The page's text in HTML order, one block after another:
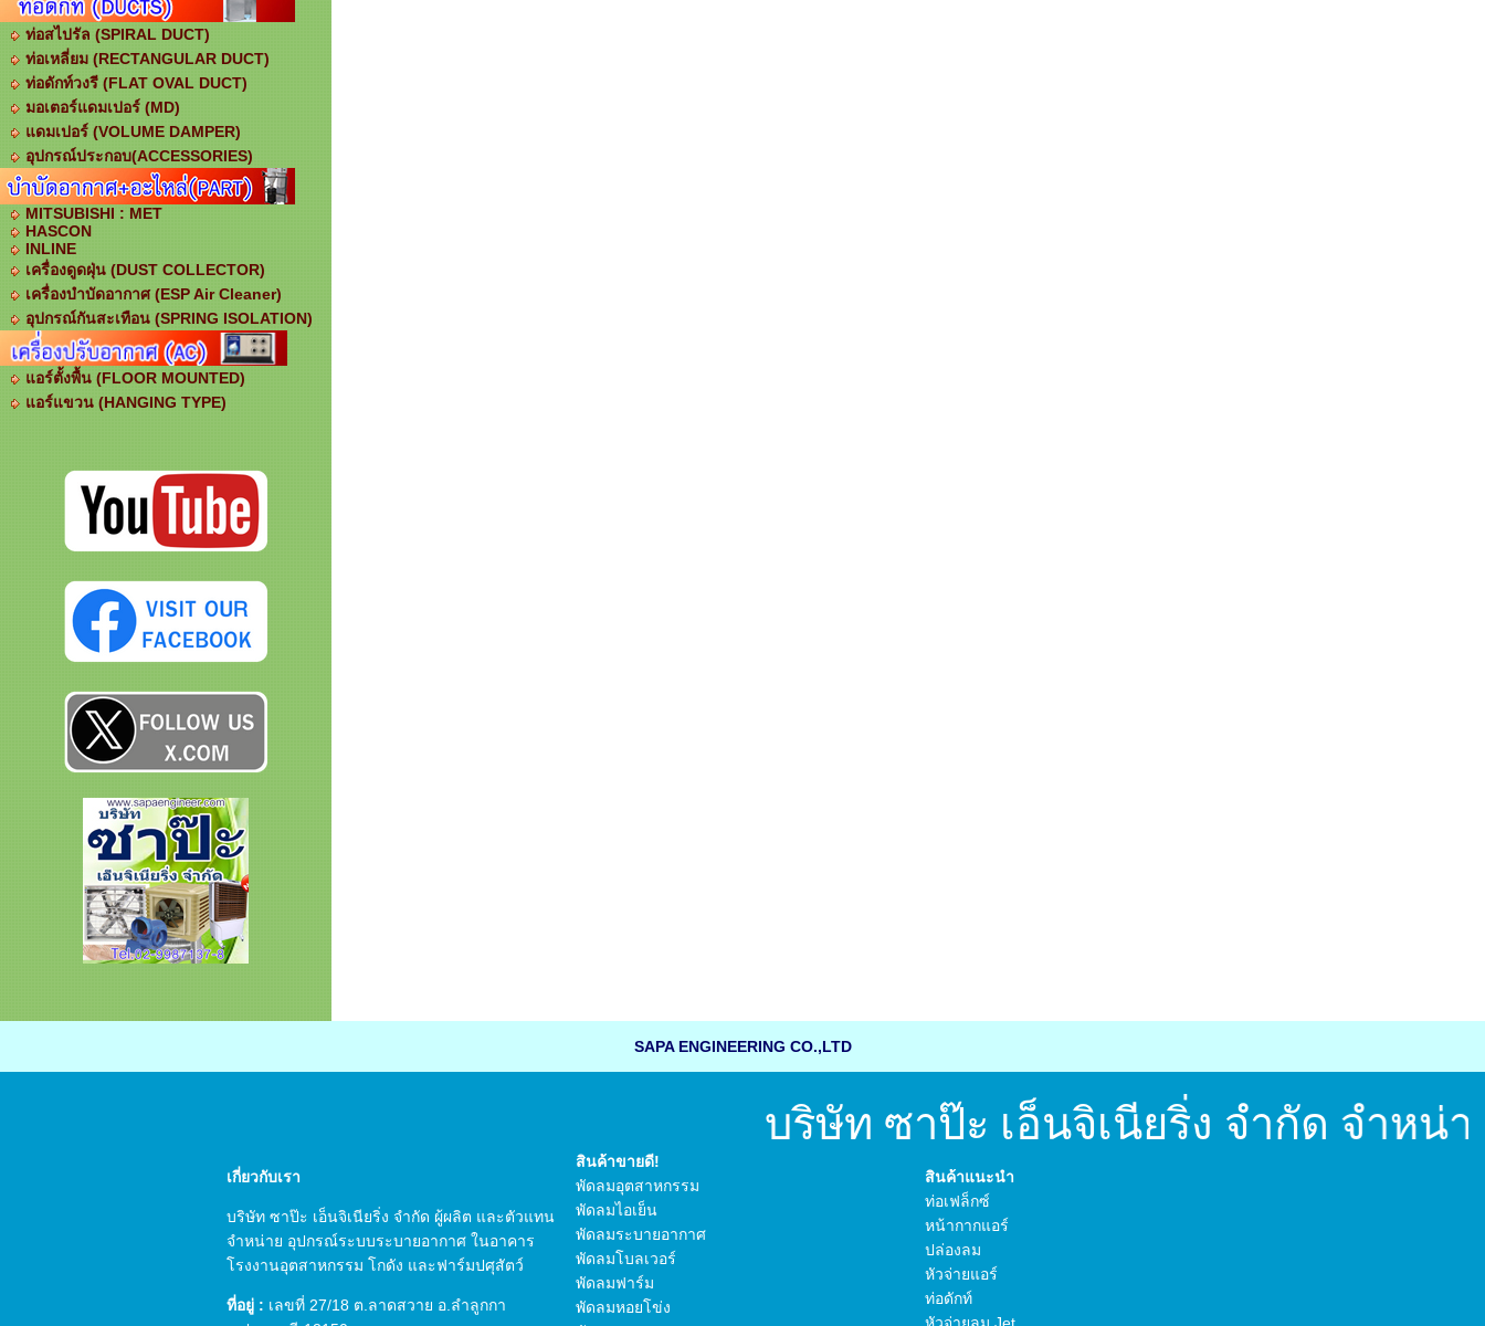
ท่อสไปรัล (SPIRAL DUCT)
ท่อเหลี่ยม (RECTANGULAR DUCT)
ท่อดักท์วงรี (FLAT OVAL DUCT)
มอเตอร์แดมเปอร์ (MD)
แดมเปอร์ (VOLUME DAMPER)
อุปกรณ์ประกอบ(ACCESSORIES)
MITSUBISHI : MET
HASCON
INLINE
เครื่องดูดฝุ่น (DUST COLLECTOR)
เครื่องบำบัดอากาศ (ESP Air Cleaner)
อุปกรณ์กันสะเทือน (SPRING ISOLATION)
แอร์ตั้งพื้น (FLOOR MOUNTED)
แอร์แขวน (HANGING TYPE)
SAPA ENGINEERING CO.,LTD
บริษัท ซาป๊ะ เอ็นจิเนียริ่ง จำกัด จำหน่าย
เกี่ยวกับเรา
บริษัท ซาป๊ะ เอ็นจิเนียริ่ง จำกัด ผู้ผลิต และตัวแทน
จำหน่าย อุปกรณ์ระบบระบายอากาศ ในอาคาร
โรงงานอุตสาหกรรม โกดัง และฟาร์มปศุสัตว์
ที่อยู่ : เลขที่ 27/18 ต.ลาดสวาย อ.ลำลูกกา
สินค้าขายดี!
พัดลมอุตสาหกรรม
พัดลมไอเย็น
พัดลมระบายอากาศ
พัดลมโบลเวอร์
พัดลมฟาร์ม
พัดลมหอยโข่ง
สินค้าแนะนำ
ท่อเฟล็กซ์
หน้ากากแอร์
ปล่องลม
หัวจ่ายแอร์
ท่อดักท์